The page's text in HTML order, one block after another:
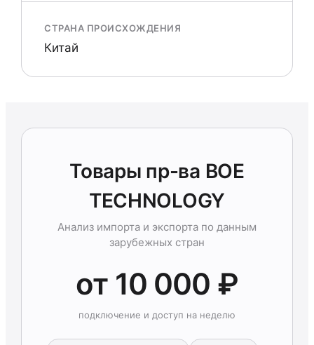
СТРАНА ПРОИСХОЖДЕНИЯ
Китай
Товары пр-ва BOE
TECHNOLOGY
Анализ импорта и экспорта по данным
зарубежных стран
от 10 000 ₽
подключение и доступ на неделю